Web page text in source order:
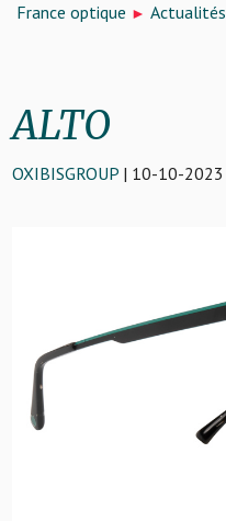
France optique Actualités
ALTO
OXIBISGROUP| 10-10-2023